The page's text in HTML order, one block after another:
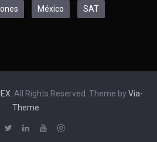
México SAT
. All Rights Reserved. Theme by Via-
Theme